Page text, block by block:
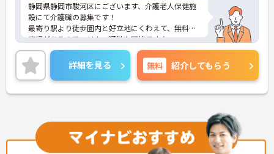
静岡県静岡市駿河区にございます、介護老人保健施
設にて介護職の募集です！
最寄り駅より徒歩圏内と好立地にくわえて、無料駐
車場があるのでマイカー通勤も可能です♪
年間休日も115日あり、ワークライフバランスを大
切にしたい方にオススメです★
ご興味のある方は、マイナビ介護職までお問い合わ
せください。
詳細を見る 無料 紹介してもらう